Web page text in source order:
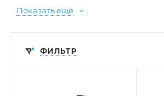
Показать еще
ФИЛЬТР